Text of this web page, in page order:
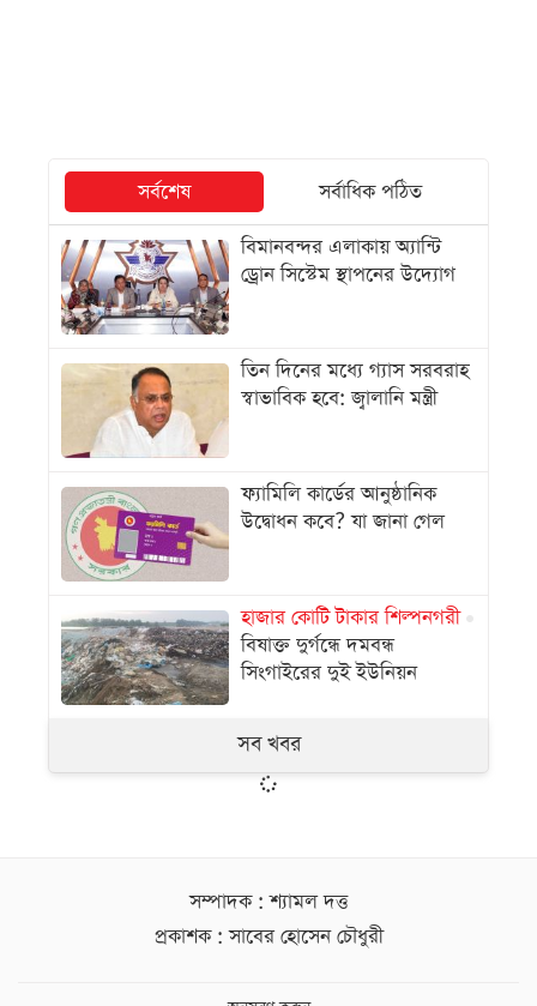
সর্বশেষ
সর্বাধিক পঠিত
বিমানবন্দর এলাকায় অ্যান্টি
ড্রোন সিস্টেম স্থাপনের উদ্যোগ
তিন দিনের মধ্যে গ্যাস সরবরাহ
স্বাভাবিক হবে: জ্বালানি মন্ত্রী
ফ্যামিলি কার্ডের আনুষ্ঠানিক
উদ্বোধন কবে? যা জানা গেল
হাজার কোটি টাকার শিল্পনগরী
বিষাক্ত দুর্গন্ধে দমবন্ধ
সিংগাইরের দুই ইউনিয়ন
সব খবর
সম্পাদক : শ্যামল দত্ত
প্রকাশক : সাবের হোসেন চৌধুরী